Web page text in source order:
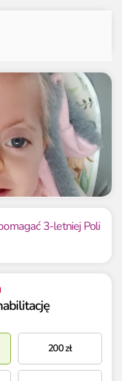
Potrzebujemy
160 000 zł3-letniej Poli
200zł